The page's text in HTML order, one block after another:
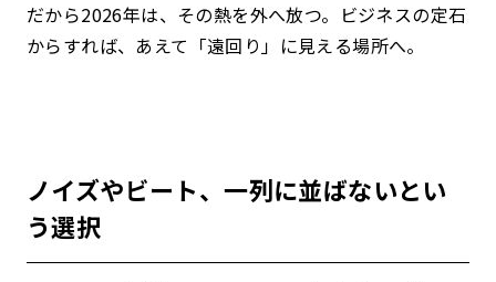
だから2026年は、その熱を外へ放つ。 ビジネスの定石
からすれば、あえて「遠回り」に見える場所へ。
ノイズやビート、一列に並ばないとい
う選択